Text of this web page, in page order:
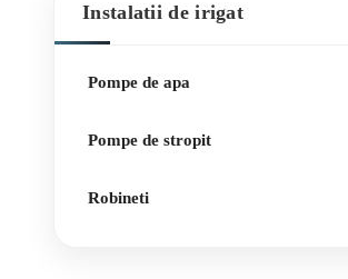
Instalatii de irigat
Pompe de apa
Pompe de stropit
Robineti